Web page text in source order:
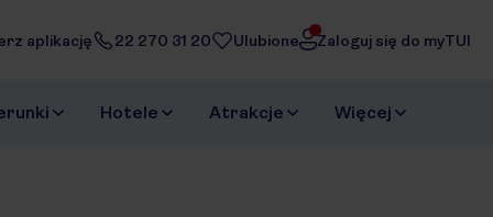
aplikację 22 270 31 20 Ulubione Zaloguj się do myTUI
Hotele Atrakcje Więcej